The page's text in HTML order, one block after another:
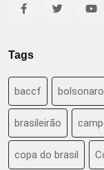
Tags
baccf bolsonaro
brasileirão
copa do brasil